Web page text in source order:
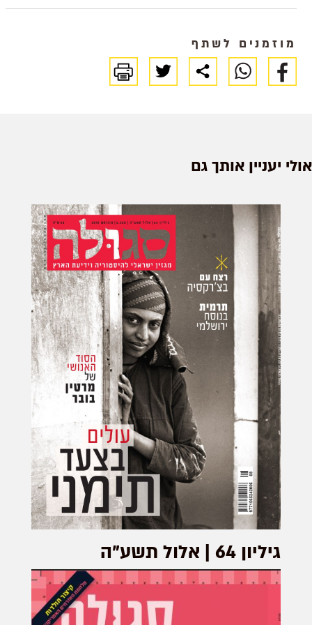
חארת אל יהוד |
מערכת סגולה
מלחמה
זרהפלשתינה-א"י
מוזמנים לשתף
אולי יעניין אותך גם
גיליון 64 | אלול תשע"ה